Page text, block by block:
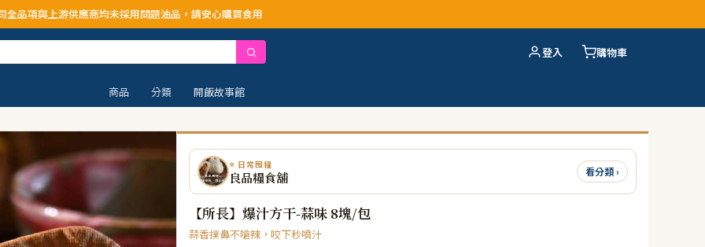
均未採用問題油品，請安心購買食用
登入 購物車
商品 分類 開飯故事館
⭐ 日常囤糧
良品糧食舖 看分類 ›
【所長】爆汁方干-蒜味 8塊/包
蒜香撲鼻不嗆辣，咬下秒噴汁